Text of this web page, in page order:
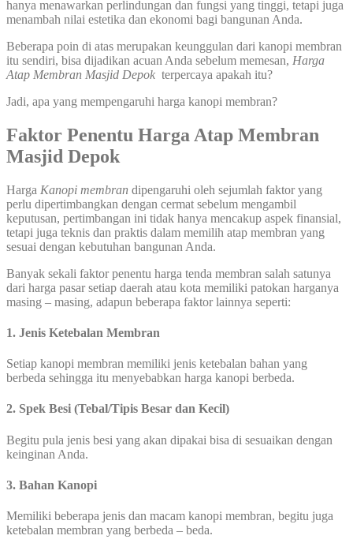
hanya menawarkan perlindungan dan fungsi yang tinggi, tetapi juga
menambah nilai estetika dan ekonomi bagi bangunan Anda.
Beberapa poin di atas merupakan keunggulan dari kanopi membran
itu sendiri, bisa dijadikan acuan Anda sebelum memesan, Harga
Atap Membran Masjid Depok terpercaya apakah itu?
Jadi, apa yang mempengaruhi harga kanopi membran?
Faktor Penentu Harga Atap Membran
Masjid Depok
Harga Kanopi membran dipengaruhi oleh sejumlah faktor yang
perlu dipertimbangkan dengan cermat sebelum mengambil
keputusan, pertimbangan ini tidak hanya mencakup aspek finansial,
tetapi juga teknis dan praktis dalam memilih atap membran yang
sesuai dengan kebutuhan bangunan Anda.
Banyak sekali faktor penentu harga tenda membran salah satunya
dari harga pasar setiap daerah atau kota memiliki patokan harganya
masing – masing, adapun beberapa faktor lainnya seperti:
1. Jenis Ketebalan Membran
Setiap kanopi membran memiliki jenis ketebalan bahan yang
berbeda sehingga itu menyebabkan harga kanopi berbeda.
2. Spek Besi (Tebal/Tipis Besar dan Kecil)
Begitu pula jenis besi yang akan dipakai bisa di sesuaikan dengan
keinginan Anda.
3. Bahan Kanopi
Memiliki beberapa jenis dan macam kanopi membran, begitu juga
ketebalan membran yang berbeda – beda.